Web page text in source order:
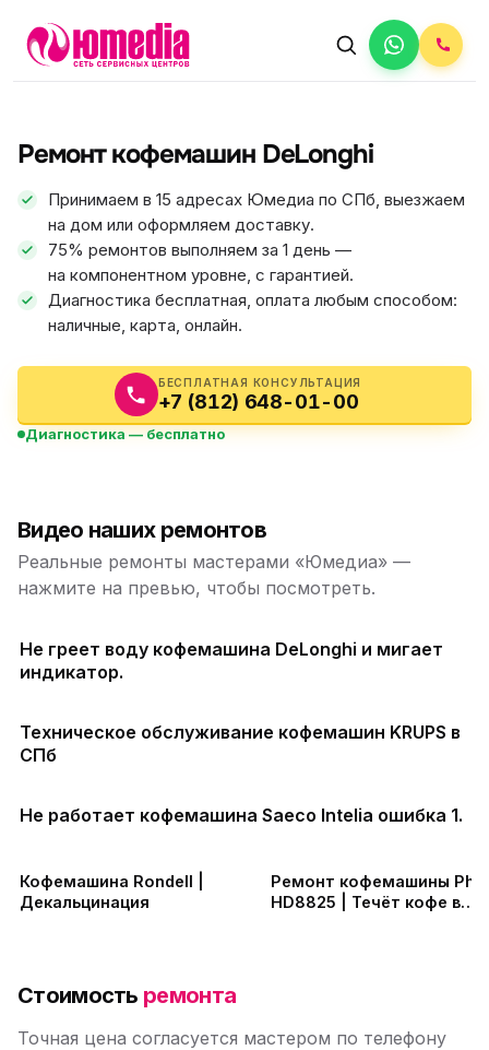
Ремонт кофемашин DeLonghi
Принимаем в 15 адресах Юмедиа по СПб, выезжаем
на дом или оформляем доставку.
75% ремонтов выполняем за 1 день —
на компонентном уровне, с гарантией.
Диагностика бесплатная, оплата любым способом:
наличные, карта, онлайн.
БЕСПЛАТНАЯ КОНСУЛЬТАЦИЯ
+7 (812) 648-01-00
Диагностика — бесплатно
ФИКС ЦЕНА
АВТОРИЗОВАННЫЙ СЕРВИС
Видео наших ремонтов
Реальные ремонты мастерами «Юмедиа» —
нажмите на превью, чтобы посмотреть.
Не греет воду кофемашина DeLonghi и мигает
индикатор.
Техническое обслуживание кофемашин KRUPS в
СПб
Не работает кофемашина Saeco Intelia ошибка 1.
Кофемашина Rondell |
Декальцинация
Ремонт кофемашины
HD8825 | Течёт кофе в
Стоимость ремонта
Точная цена согласуется мастером по телефону